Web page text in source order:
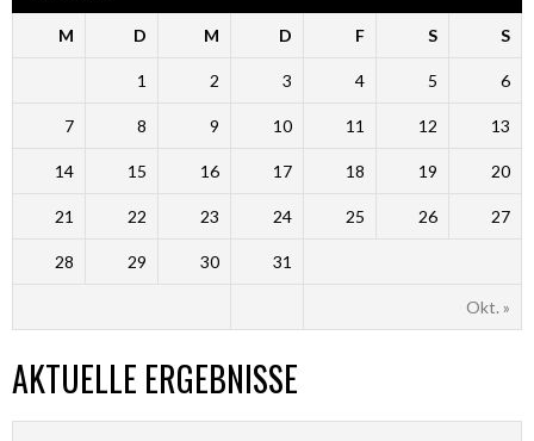
M D M D F S S
Okt. »
1 2 3 4 5 6
7 8 9 10 11 12 13
14 15 16 17 18 19 20
21 22 23 24 25 26 27
28 29 30 31
AKTUELLE ERGEBNISSE